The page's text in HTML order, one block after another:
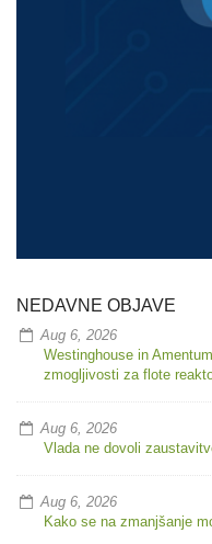
NEDAVNE OBJAVE
Aug 6, 2026
Westinghouse in
zmogljivosti za flote
Aug 6, 2026
Vlada ne dovoli
Aug 6, 2026
Kako se na zmanjšanje